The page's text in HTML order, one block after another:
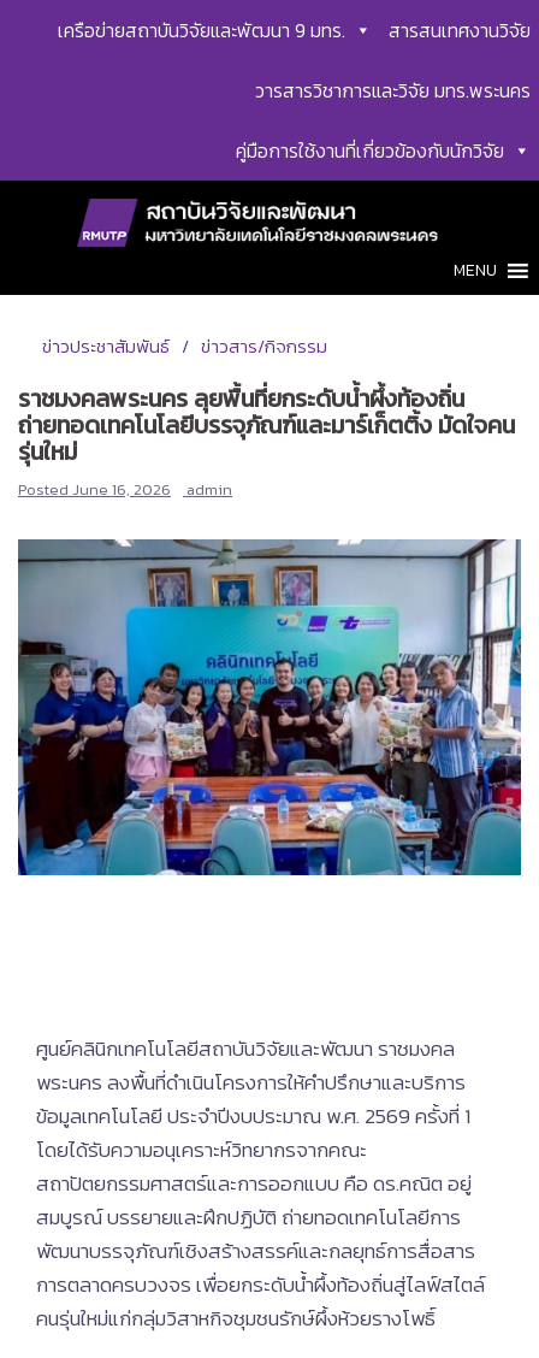
เครือข่ายสถาบันวิจัยและพัฒนา 9 มทร. สารสนเทศงานวิจัย
วารสารวิชาการและวิจัย มทร.พระนคร
คู่มือการใช้งานที่เกี่ยวข้องกับนักวิจัย
MENU
ข่าวประชาสัมพันธ์ ข่าวสาร/กิจกรรม
ราชมงคลพระนคร ลุยพื้นที่ยกระดับน้ำผึ้งท้องถิ่น
ถ่ายทอดเทคโนโลยีบรรจุภัณฑ์และมาร์เก็ตติ้ง มัดใจคน
รุ่นใหม่
Posted June 16, 2026 admin
ศูนย์คลินิกเทคโนโลยีสถาบันวิจัยและพัฒนา ราชมงคล
พระนคร ลงพื้นที่ดำเนินโครงการให้คำปรึกษาและบริการ
ข้อมูลเทคโนโลยี ประจำปีงบประมาณ พ.ศ. 2569 ครั้งที่ 1
โดยได้รับความอนุเคราะห์วิทยากรจากคณะ
สถาปัตยกรรมศาสตร์และการออกแบบ คือ ดร.คณิต อยู่
สมบูรณ์ บรรยายและฝึกปฏิบัติ ถ่ายทอดเทคโนโลยีการ
พัฒนาบรรจุภัณฑ์เชิงสร้างสรรค์และกลยุทธ์การสื่อสาร
การตลาดครบวงจร เพื่อยกระดับน้ำผึ้งท้องถิ่นสู่ไลฟ์สไตล์
คนรุ่นใหม่แก่กลุ่มวิสาหกิจชุมชนรักษ์ผึ้งห้วยรางโพธิ์